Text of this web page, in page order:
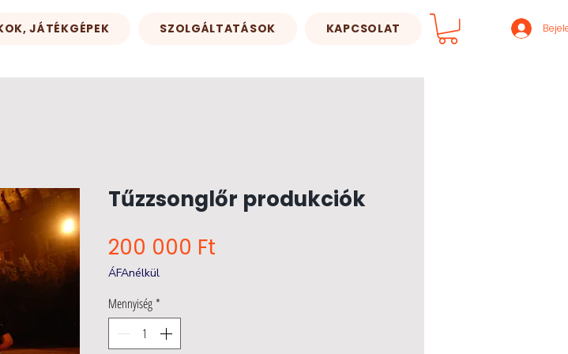
JÁTÉKGÉPEK SZOLGÁLTATÁSOK KAPCSOLAT
Tűzzsonglőr produkciók
200 000 Ft
ÁFAnélkül
Mennyiség*